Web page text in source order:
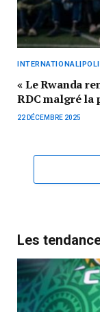
« Le Rwanda
RDC malgré la
22 DÉCEMBRE 2025
Les